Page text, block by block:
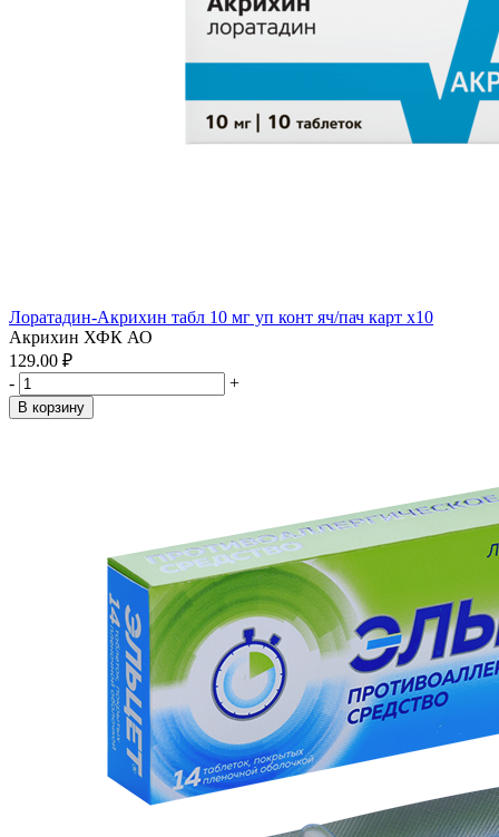
Лоратадин-Акрихин табл 10 мг уп конт яч/пач карт x10
Акрихин ХФК АО
129.00 ₽
-
+
В корзину